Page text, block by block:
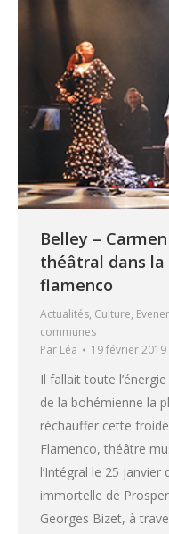
Belley –
théâtral dans
flamenco
Actualités, Culture,
communes
Par Léa 19 février 2019
Il fallait toute
de la bohémienne la
réchauffer cette
Flamenco, théâtre
l’Intégral le 25 janvier
immortelle de
Georges Bizet, à